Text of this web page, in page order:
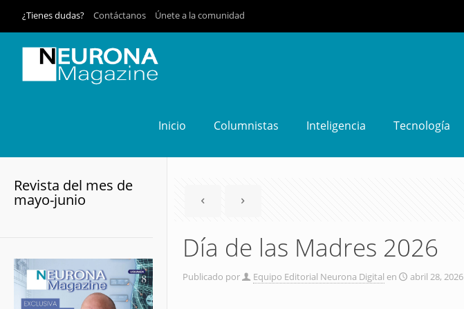
¿Tienes dudas? Contáctanos Únete a la comunidad
Inicio Columnistas Inteligencia Tecnología
Día de las Madres 2026
Publicado por Equipo Editorial Neurona Digital en abril 28, 2026
Revista del mes de
mayo-junio